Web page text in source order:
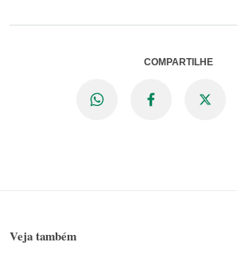
COMPARTILHE
Veja também